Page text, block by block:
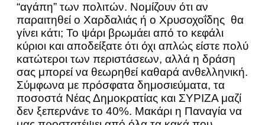
“αγάπη” των πολιτών. Νομίζουν ότι αν
παραιτηθεί ο Χαρδαλιάς ή ο Χρυσοχοΐδης θα
γίνει κάτι; Το ψάρι βρωμάει από το κεφάλι
κύριοι και αποδείξατε ότι όχι απλώς είστε πολύ
κατώτεροι των περιστάσεων, αλλά η δράση
σας μπορεί να θεωρηθεί καθαρά ανθελληνική.
Σύμφωνα με πρόσφατα δημοσιεύματα, τα
ποσοστά Νέας Δημοκρατίας και ΣΥΡΙΖΑ μαζί
δεν ξεπερνάνε το 40%. Μακάρι η Παναγία να